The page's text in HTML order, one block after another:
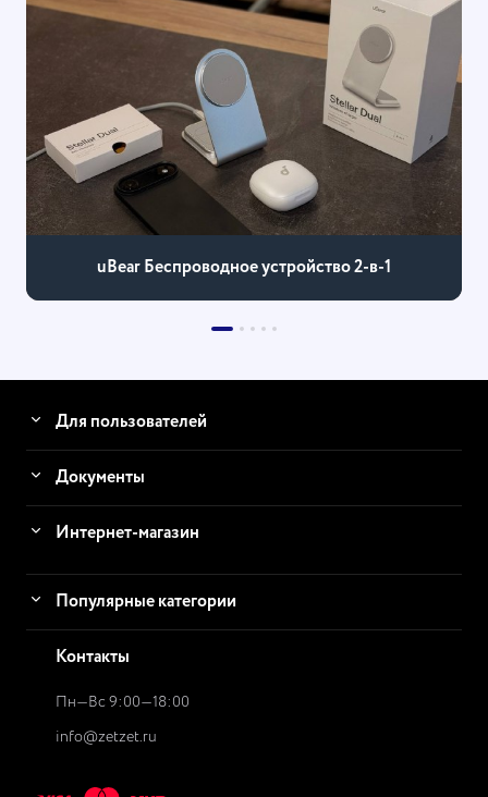
uBear Беспроводное устройство 2-в-1
Для пользователей
Документы
Интернет-магазин
Популярные категории
Контакты
Пн—Вс 9:00—18:00
info@zetzet.ru